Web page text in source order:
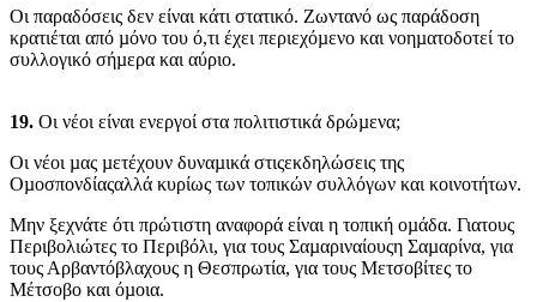
Οι παραδόσεις δεν είναι κάτι στατικό. Ζωντανό ως παράδοση
κρατιέται από µόνο του ό,τι έχει περιεχόµενο και νοηµατοδοτεί το
συλλογικό σήµερα και αύριο.
19. Οι νέοι είναι ενεργοί στα πολιτιστικά δρώµενα;
Οι νέοι µας µετέχουν δυναµικά στιςεκδηλώσεις της
Οµοσπονδίαςαλλά κυρίως των τοπικών συλλόγων και κοινοτήτων.
Μην ξεχνάτε ότι πρώτιστη αναφορά είναι η τοπική οµάδα. Γιατους
Περιβολιώτες το Περιβόλι, για τους Σαµαριναίουςη Σαµαρίνα, για
τους Αρβαντόβλαχους η Θεσπρωτία, για τους Μετσοβίτες το
Μέτσοβο και όµοια.